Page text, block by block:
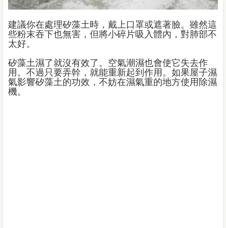
建議你在處理矽藻土時，戴上口罩或遮著臉。雖然這
些粉末吞下也無害，但將小碎片吸入體內，對肺部不
太好。
矽藻土濕了就沒有效了。空氣潮濕也會使它失去作
用。不過只要弄幹，就能重新起到作用。如果屋子濕
氣影響矽藻土的功效，不妨在濕氣重的地方使用除濕
機。